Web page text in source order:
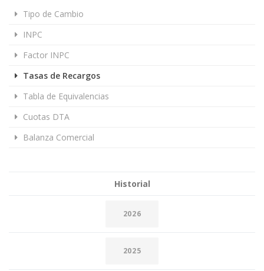
Tipo de Cambio
INPC
Factor INPC
Tasas de Recargos
Tabla de Equivalencias
Cuotas DTA
Balanza Comercial
Historial
2026
2025